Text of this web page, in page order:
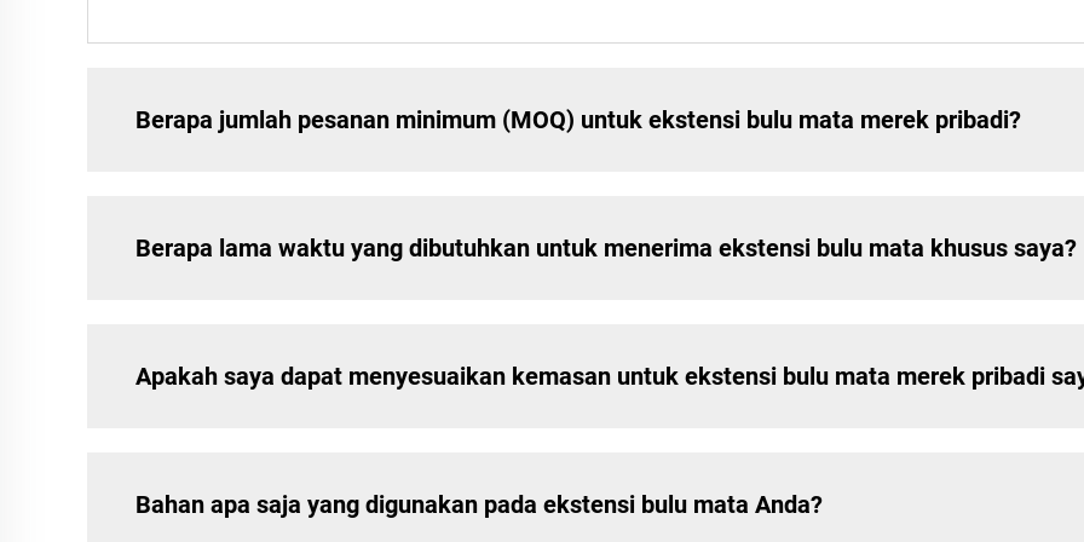
Berapa jumlah pesanan minimum (MOQ) untuk ekstensi bulu mata merek pribadi?
Berapa lama waktu yang dibutuhkan untuk menerima ekstensi bulu mata khusus saya?
Apakah saya dapat menyesuaikan kemasan untuk ekstensi bulu mata merek pribadi
Bahan apa saja yang digunakan pada ekstensi bulu mata Anda?